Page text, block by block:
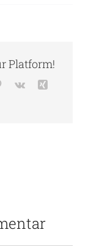
Platform!
Pinterest
Vk